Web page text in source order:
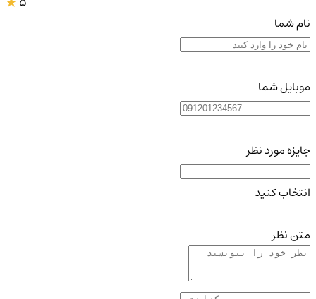
نام شما
موبایل شما
جایزه مورد نظر
انتخاب کنید
متن نظر